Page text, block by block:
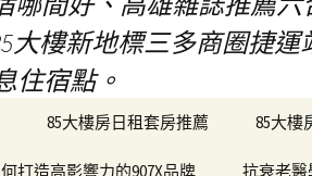
大樓新地標三多商圈捷
住宿點。
85大樓房日租套房推薦 85大樓
打造高影響力的907X品牌 抗衰老